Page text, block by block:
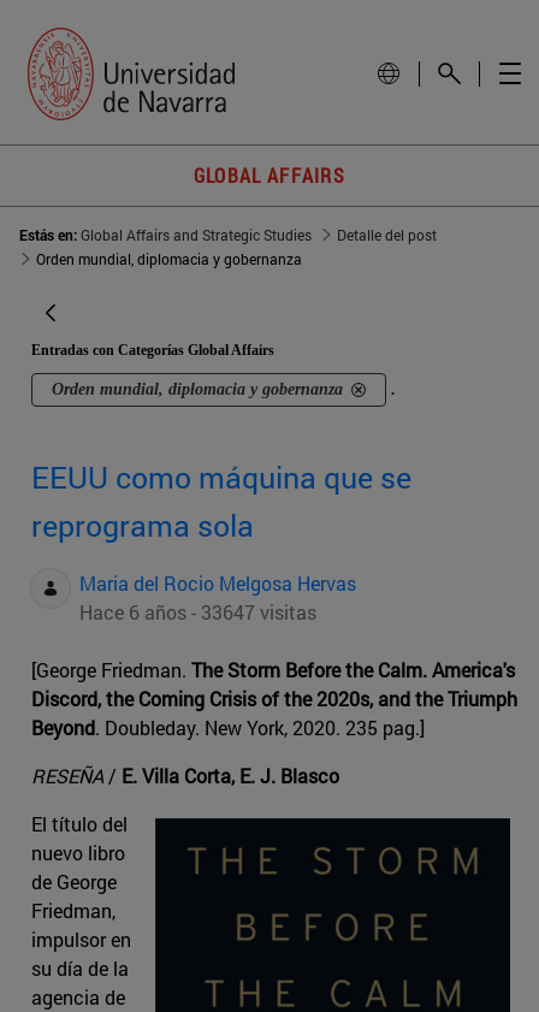
GLOBAL AFFAIRS
Estás en:Global Affairs and Strategic Studies
Detalle del post
Orden mundial, diplomacia y gobernanza
Entradas con Categorías Global Affairs
Orden mundial, diplomacia y gobernanza .
EEUU como máquina que se
reprograma sola
Maria del Rocio Melgosa Hervas
Hace 6 años - 33647 visitas
[George Friedman. The Storm Before the Calm. America's
Discord, the Coming Crisis of the 2020s, and the Triumph
Beyond. Doubleday. New York, 2020. 235 pag.]
RESEÑA/ E. Villa Corta, E. J. Blasco
El título del
nuevo libro
de George
Friedman,
impulsor en
su día de la
agencia de